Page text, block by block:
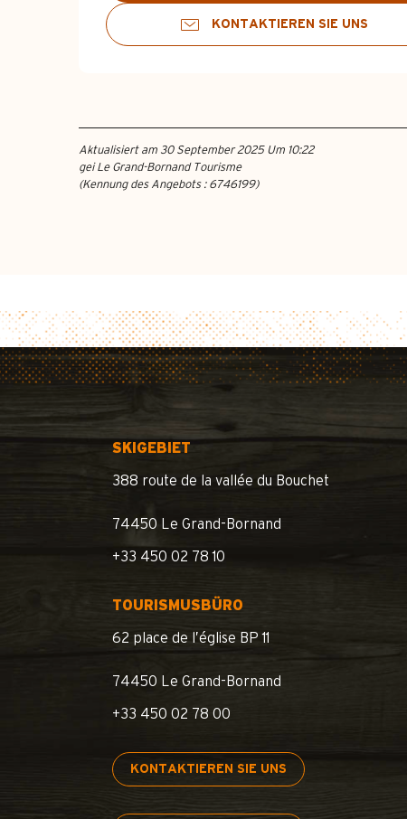
KONTAKTIEREN SIE UNS
Aktualisiert am 30 September 2025 Um 10:22
gei Le Grand-Bornand Tourisme
(Kennung des Angebots : 6746199)
SKIGEBIET
388 route de la vallée du Bouchet
74450 Le Grand-Bornand
+33 450 02 78 10
TOURISMUSBÜRO
62 place de l’église BP 11
74450 Le Grand-Bornand
+33 450 02 78 00
KONTAKTIEREN SIE UNS